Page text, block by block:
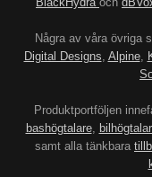
Några av våra övriga
Digital Designs, Alpine,
Produktportföljen
bashögtalare,
samt alla tänkbara